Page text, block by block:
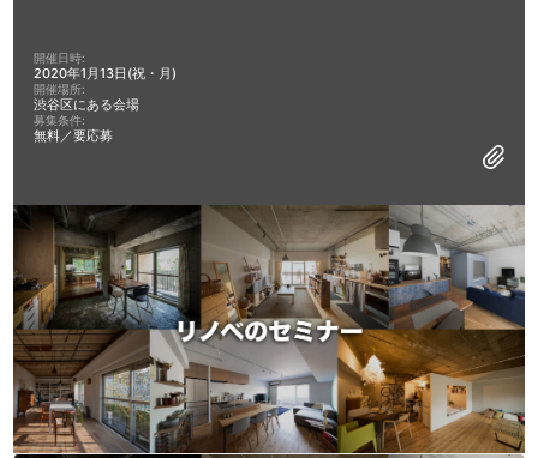
開催日時:
2020年1月13日(祝・月)
開催場所:
渋谷区にある会場
募集条件:
無料／要応募